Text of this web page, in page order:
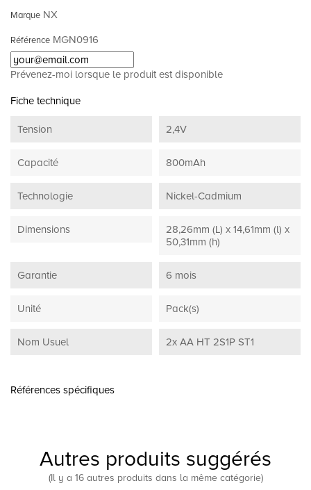
Marque NX
Référence MGN0916
Prévenez-moi lorsque le produit est disponible
Fiche technique
Tension 2,4V
Capacité 800mAh
Technologie Nickel-Cadmium
Dimensions
28,26mm (L) x 14,61mm (l) x
50,31mm (h)
Garantie 6 mois
Unité Pack(s)
Nom Usuel 2x AA HT 2S1P ST1
Références spécifiques
Autres produits suggérés
(Il y a 16 autres produits dans la même catégorie)